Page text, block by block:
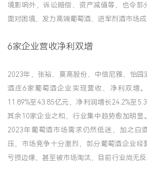
境影响外，诉讼赔偿、资产减值等，也令部
面对困境，发力高端葡萄酒、进军烈酒市场成
6家企业营收净利双增
2023年，张裕、莫高股份、中信尼雅、怡园
酒庄6家葡萄酒企业实现营收、净利双增
11.89%至43.85亿元，净利润增长24.2%至
其余10家企业之和，行业集中趋势愈加明显
2023年葡萄酒市场需求仍然低迷，加之白
压，市场竞争十分激烈，部分葡萄酒企业经
亏损边缘，甚至被市场淘汰，目前行业尚无反